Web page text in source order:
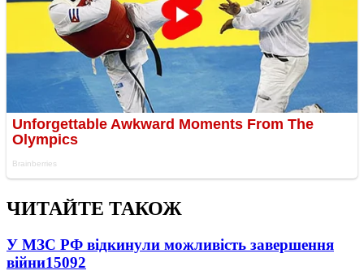
ЧИТАЙТЕ ТАКОЖ
У МЗС РФ відкинули можливість завершення
війни15092